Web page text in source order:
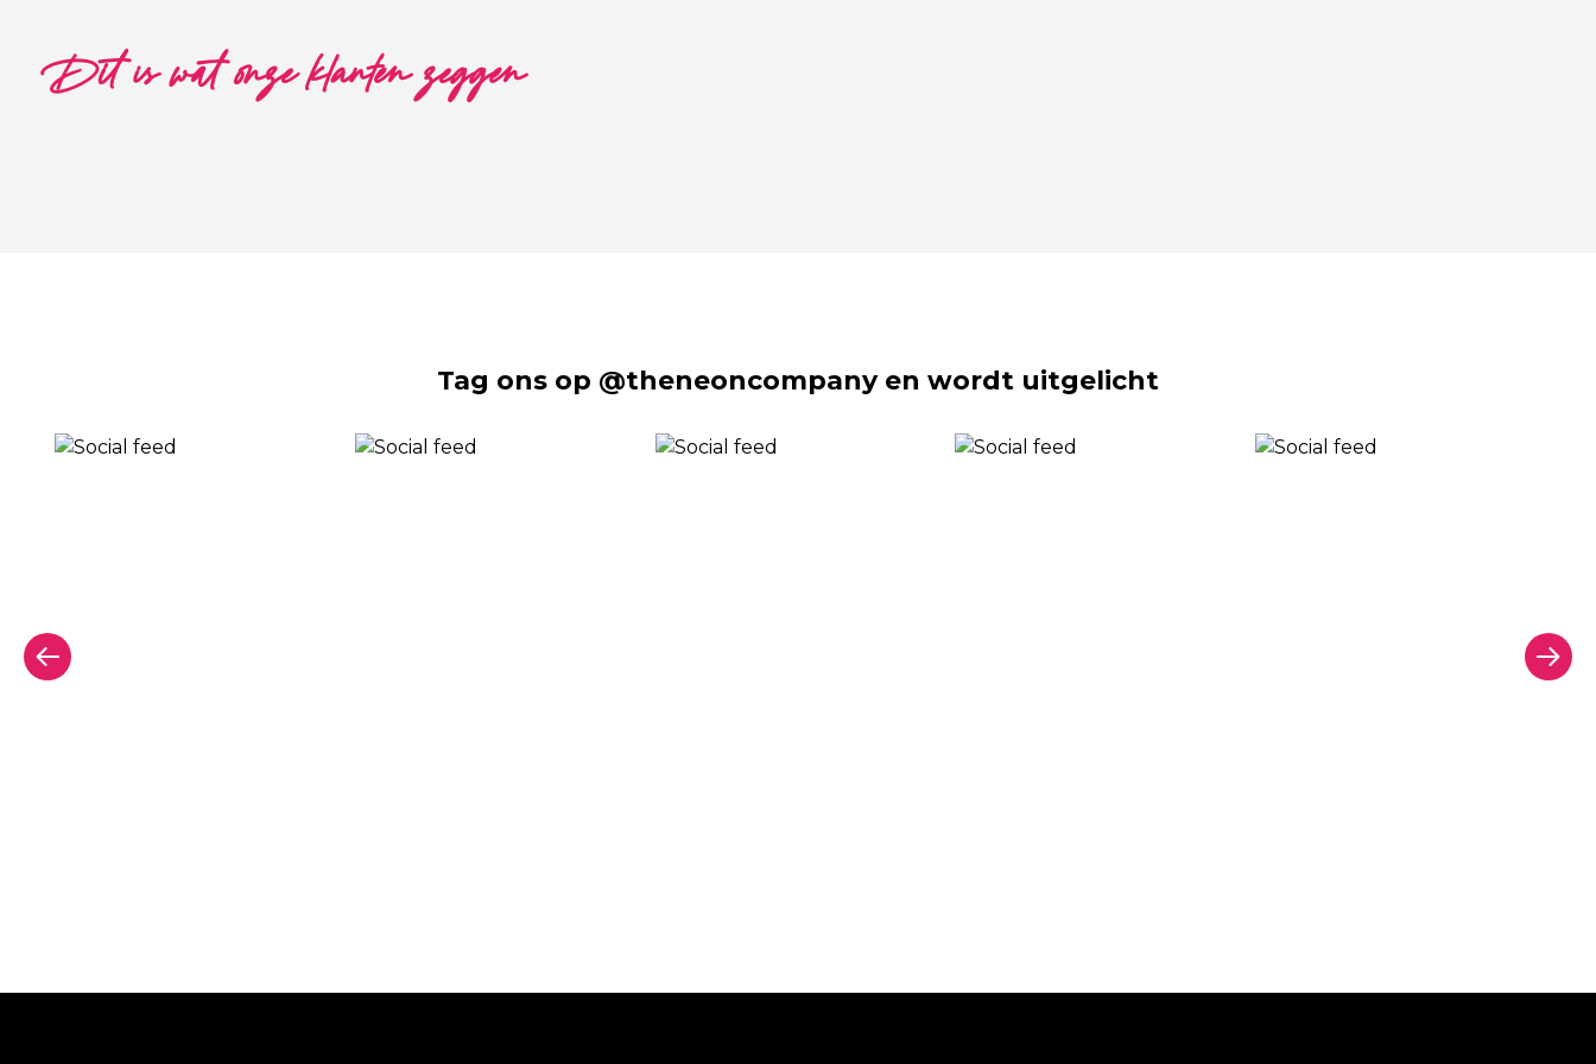
Dit is wat onze klanten zeggen
Tag ons op @theneoncompany en wordt uitgelicht